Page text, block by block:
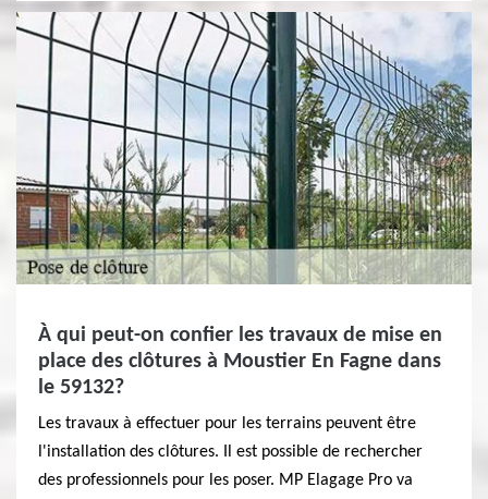
À qui peut-on confier les travaux de mise en
place des clôtures à Moustier En Fagne dans
le 59132?
Les travaux à effectuer pour les terrains peuvent être
l'installation des clôtures. Il est possible de rechercher
des professionnels pour les poser. MP Elagage Pro va